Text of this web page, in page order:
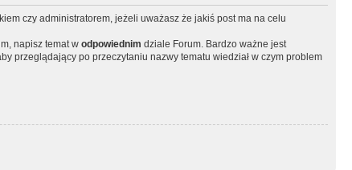
czy administratorem, jeżeli uważasz że jakiś post ma na celu
napisz temat w odpowiednim dziale Forum. Bardzo ważne jest
przeglądający po przeczytaniu nazwy tematu wiedział w czym problem